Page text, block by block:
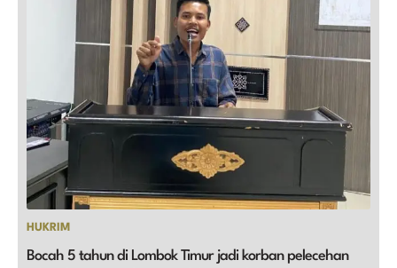
HUKRIM
Bocah 5 tahun di Lombok Timur jadi korban pelecehan